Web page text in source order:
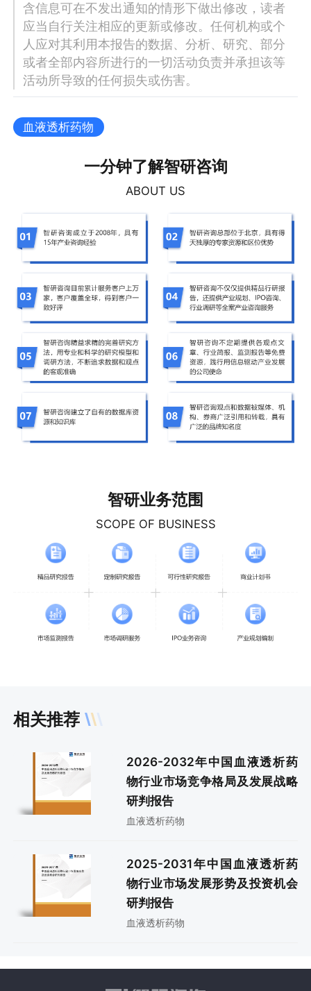
含信息可在不发出通知的情形下做出修改，读者
应当自行关注相应的更新或修改。任何机构或个
人应对其利用本报告的数据、分析、研究、部分
或者全部内容所进行的一切活动负责并承担该等
活动所导致的任何损失或伤害。
血液透析药物
一分钟了解智研咨询
ABOUT US
智研业务范围
SCOPE OF BUSINESS
相关推荐
2026-2032年中国血液透析药
物行业市场竞争格局及发展战略
研判报告
血液透析药物
2025-2031年中国血液透析药
物行业市场发展形势及投资机会
研判报告
血液透析药物